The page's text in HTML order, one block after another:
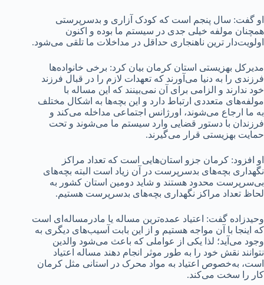
او گفت: سال پنجم است که کودک آزاری و بدسرپرستی
همچنان مولفه خیلی جدی در سیستم ما بوده و اکنون
اولویت‌دار ترین ناهنجاری حداقل در مداخلات ما تلقی می‌شود.
مدیرکل بهزیستی استان کرمان بیان کرد: برخی خانواده‌ها
فرزندی را به دنیا می‌آورند که تعهدات لازم را در قبال فرزند
خود ندارند و الزامی برای آن نمی‌بینند که این مساله با
مولفه‌های متعددی ارتباط دارد و این بچه‌ها به اشکال مختلف
به ما ارجاع می‌شوند، اورژانس اجتماعی مداخله می‌کند و
فرزندان با دستور قضایی وارد سیستم ما می‌شوند و تحت
حمایت بهزیستی قرار می‌گیرند.
او افزود: کرمان جزو استان‌هایی است که تعداد مراکز
نگهداری بچه‌های بدسرپرست در آن زیاد است البته بچه‌های
بی‌سرپرست محدود هستند و شاید دومین استان کشور به
لحاظ تعداد مراکز نگهداری بچه‌های بدسرپرست هستیم.
وحیدزاده گفت: اعتیاد عمده‌ترین مساله یا مادرمساله‌ای است
که اینجا با آن مواجه هستیم و از این بابت آسیب‌های دیگری به
وجود می‌آید؛ لذا یکی از عواملی که باعث می‌شود والدین
نتوانند نقش خود را به طور موثر انجام دهند مساله اعتیاد
است، به‌خصوص اعتیاد به مواد محرک در استانی مثل کرمان
کار را سخت می‌کند.